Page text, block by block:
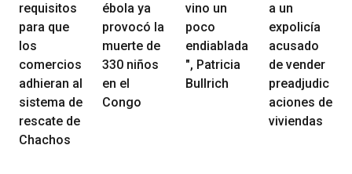
requisitos
para que
los
comercios
adhieran al
sistema de
rescate de
Chachos
ébola ya
provocó la
muerte de
330 niños
en el
Congo
vino un
poco
endiablada
", Patricia
Bullrich
a un
expolicía
acusado
de vender
preadjudic
aciones de
viviendas